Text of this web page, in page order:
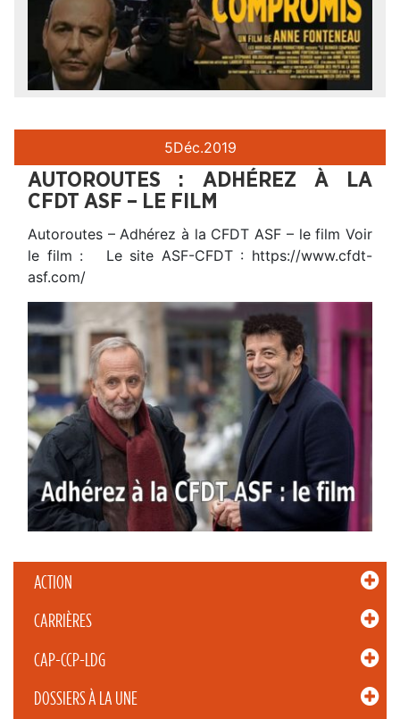
ACTION
CARRIÈRES
CAP-CCP-LDG
DOSSIERS À LA UNE
5Déc.2019
AUTOROUTES : ADHÉREZ À LA
CFDT ASF – LE FILM
Autoroutes – Adhérez à la CFDT ASF – le film Voir
le film : Le site ASF-CFDT : https://www.cfdt-
asf.com/